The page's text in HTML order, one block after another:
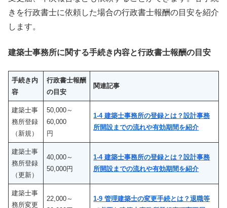
きを行政書士に依頼した場合の行政書士報酬の目安を紹介
します。
建築士事務所に関する手続き内容と行政書士報酬の目安
手続き内
容
行政書士報酬
の目安
関連記事
建築士事
務所登録
（新規）
50,000～
60,000
円
1-4 建築士事務所の登録とは？設計事務
所開設までの流れや有効期間を紹介
建築士事
務所登録
（更新）
40,000～
50,000円
1-4 建築士事務所の登録とは？設計事務
所開設までの流れや有効期間を紹介
建築士事
務所変更
22,000～
1-9 管理建築士の変更手続とは？退職等